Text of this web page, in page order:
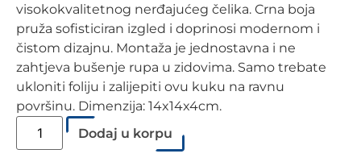
visokokvalitetnog nerđajućeg čelika. Crna boja
pruža sofisticiran izgled i doprinosi modernom i
čistom dizajnu. Montaža je jednostavna i ne
zahtjeva bušenje rupa u zidovima. Samo trebate
ukloniti foliju i zalijepiti ovu kuku na ravnu
površinu. Dimenzija: 14x14x4cm.
Tendance
kukica
za
Dodaj u korpu